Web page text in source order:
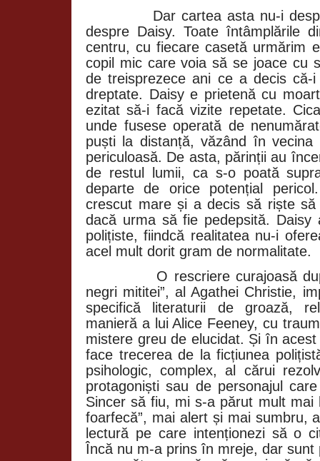
Dar cartea asta nu-i
despre Daisy. Toate întâmplările
centru, cu fiecare casetă urmărim
copil mic care voia să se joace cu
de treisprezece ani ce a decis că-
dreptate. Daisy e prietenă cu
ezitat să-i facă vizite repetate.
unde fusese operată de
puști la distanță, văzând în
periculoasă. De asta, părinții au
de restul lumii, ca s-o poată
departe de orice potențial
crescut mare și a decis să riște
dacă urma să fie pedepsită.
polițiste, fiindcă realitatea nu-i
acel mult dorit gram de normalitate.
O rescriere curajoasă după
negri mititei”, al Agathei Christie,
specifică literaturii de groază,
manieră a lui Alice Feeney, cu
mistere greu de elucidat. Și în
face trecerea de la ficțiunea
psihologic, complex, al cărui
protagoniști sau de personajul
Sincer să fiu, mi s-a părut mult mai
foarfecă”, mai alert și mai sumbru,
lectură pe care intenționezi să o
Încă nu m-a prins în mreje, dar sunt